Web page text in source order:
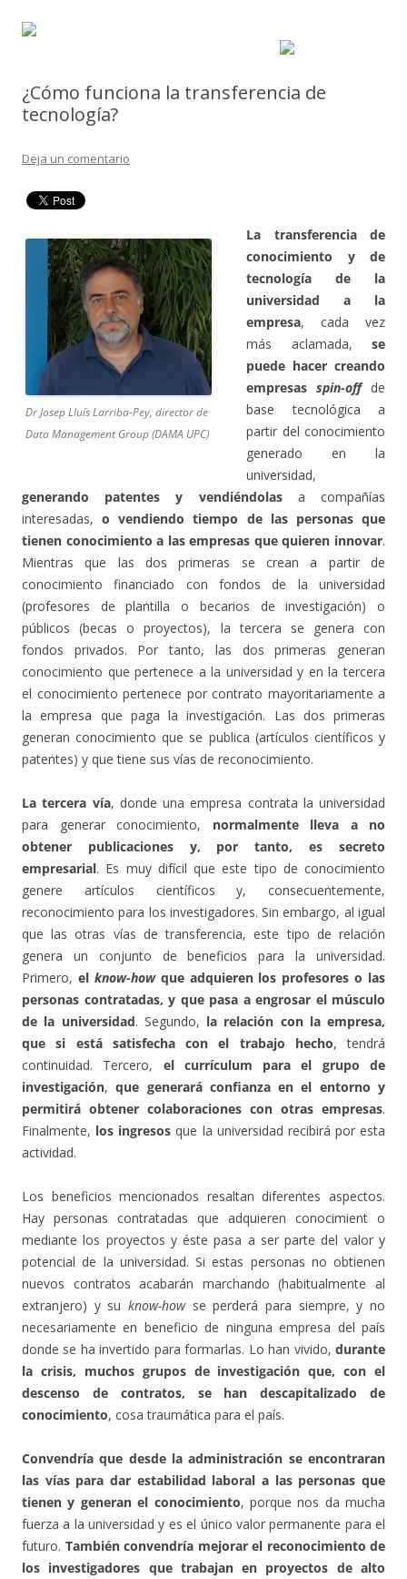
¿Cómo funciona la transferencia de
tecnología?
Deja un comentario
Dr Josep Lluís Larriba-Pey, director de
Data Management Group (DAMA UPC)
La transferencia de
conocimiento y de
tecnología de la
universidad a la
empresa, cada vez
más aclamada, se
puede hacer creando
empresas spin-offde
base tecnológica a
partir del conocimiento
generado en la
universidad,
generando patentes y vendiéndolasa compañías
interesadas,o vendiendo tiempo de las personas que
tienen conocimiento a las empresas que quieren innovar.
Mientras que las dos primeras se crean a partir de
conocimiento financiado con fondos de la universidad
(profesores de plantilla o becarios de investigación) o
públicos (becas o proyectos), la tercera se genera con
fondos privados. Por tanto, las dos primeras generan
conocimiento que pertenece a la universidad y en la tercera
el conocimiento pertenece por contrato mayoritariamente a
la empresa que paga la investigación. Las dos primeras
generan conocimiento que se publica (artículos científicos y
patentes) y que tiene sus vías de reconocimiento.
La tercera vía, donde una empresa contrata la universidad
para generar conocimiento, normalmente lleva a no
obtener publicaciones y, por tanto, es secreto
empresarial. Es muy difícil que este tipo de conocimiento
genere artículos científicos y, consecuentemente,
reconocimiento para los investigadores. Sin embargo, al igual
que las otras vías de transferencia, este tipo de relación
genera un conjunto de beneficios para la universidad.
Primero, el know-howque adquieren los profesores o las
personas contratadas, y que pasa a engrosar el músculo
de la universidad. Segundo, la relación con la empresa,
que si está satisfecha con el trabajo hecho, tendrá
continuidad. Tercero, el currículum para el grupo de
investigación,que generará confianza en el entorno y
permitirá obtener colaboraciones con otras empresas.
Finalmente, los ingresos que la universidad recibirá por esta
actividad.
Los beneficios mencionados resaltan diferentes aspectos.
Hay personas contratadas que adquieren conocimient o
mediante los proyectos y éste pasa a ser parte del valor y
potencial de la universidad. Si estas personas no obtienen
nuevos contratos acabarán marchando (habitualmente al
extranjero) y su know-howse perderá para siempre, y no
necesariamente en beneficio de ninguna empresa del país
donde se ha invertido para formarlas. Lo han vivido, durante
la crisis, muchos grupos de investigación que, con el
descenso de contratos, se han descapitalizado de
conocimiento, cosa traumática para el país.
Convendría que desde la administración se encontraran
las vías para dar estabilidad laboral a las personas que
tienen y generan el conocimiento, porque nos da mucha
fuerza a la universidad y es el único valor permanente para el
futuro. También convendría mejorar el reconocimiento de
los investigadores que trabajan en proyectos de alto